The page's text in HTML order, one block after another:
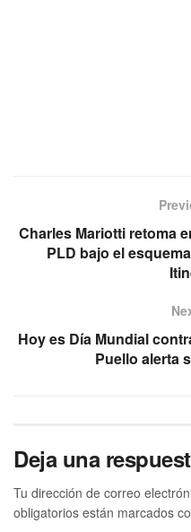
Charles Mariotti retoma
PLD bajo el
Hoy es Día Mundial
Puello alerta
Deja una
Tu dirección de correo
obligatorios están marcados